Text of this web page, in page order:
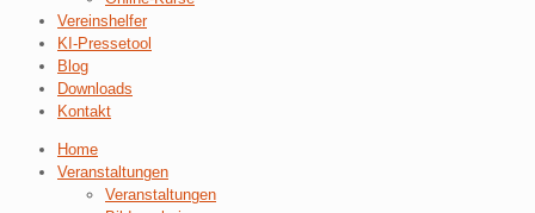
Vereinshelfer
KI-Pressetool
Blog
Downloads
Kontakt
Home
Veranstaltungen
Veranstaltungen